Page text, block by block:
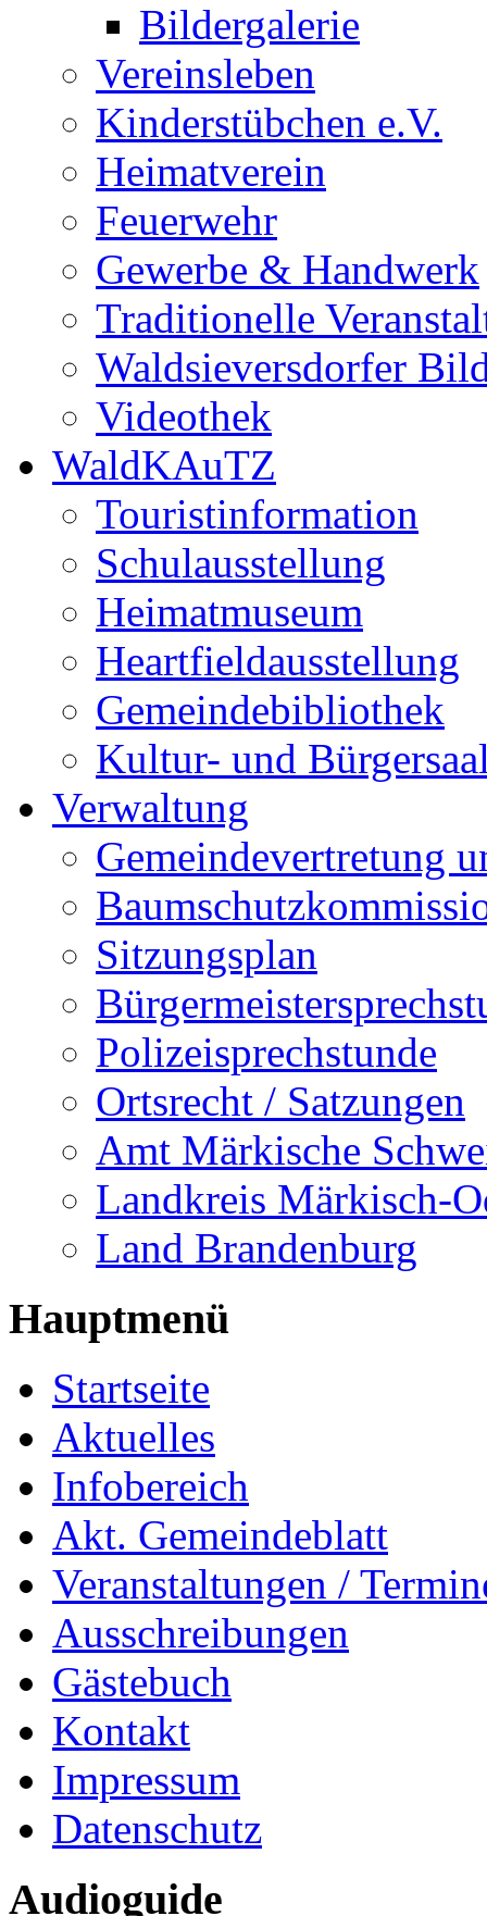
Bildergalerie
Vereinsleben
Kinderstübchen e.V.
Heimatverein
Feuerwehr
Gewerbe & Handwerk
Traditionelle
Waldsieversdorfer
Videothek
WaldKAuTZ
Touristinformation
Schulausstellung
Heimatmuseum
Heartfieldausstellung
Gemeindebibliothek
Kultur- und
Verwaltung
Gemeindevertretung
Sitzungsplan
Polizeisprechstunde
Ortsrecht / Satzungen
Amt Märkische
Landkreis Märkisch-
Land Brandenburg
Hauptmenü
Startseite
Aktuelles
Infobereich
Akt. Gemeindeblatt
Veranstaltungen /
Ausschreibungen
Gästebuch
Kontakt
Impressum
Datenschutz
Audioguide